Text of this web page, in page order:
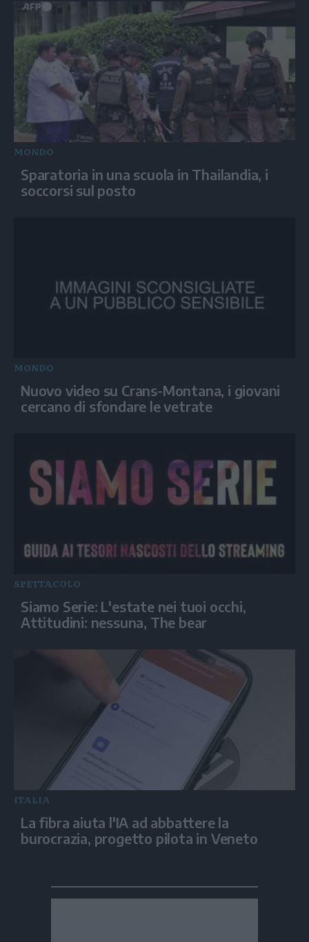
MONDO
Sparatoria in una scuola in Thailandia, i
soccorsi sul posto
MONDO
Nuovo video su Crans-Montana, i giovani
cercano di sfondare le vetrate
SPETTACOLO
Siamo Serie: L'estate nei tuoi occhi,
Attitudini: nessuna, The bear
ITALIA
La fibra aiuta l'IA ad abbattere la
burocrazia, progetto pilota in Veneto